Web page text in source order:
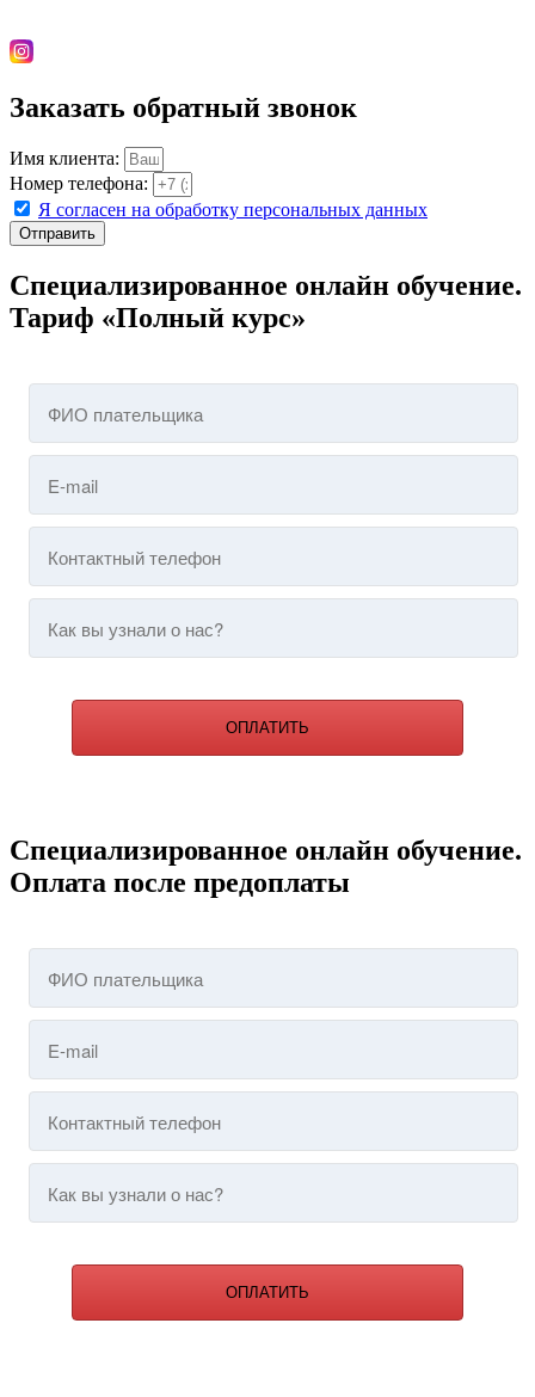
Заказать обратный звонок
Имя клиента:
Номер телефона:
Я согласен на обработку персональных данных
Отправить
Специализированное онлайн обучение.
Тариф «Полный курс»
ОПЛАТИТЬ
Специализированное онлайн обучение.
Оплата после предоплаты
ОПЛАТИТЬ